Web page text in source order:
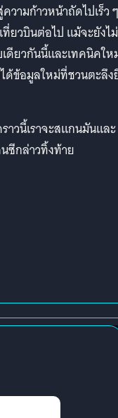
วามก้าวหน้าถัดไปเร็ว
ที่ยวบินต่อไป แม้จะยังไม่
ยวกันนี้และเทคนิคใ
ด้ข้อมูลใหม่ที่ชวนตะลึง
วนี้เราจะสแกนมันและ
ซีกล่าวทิ้งท้าย